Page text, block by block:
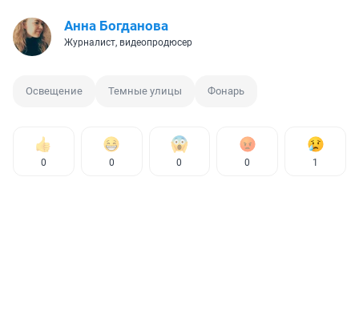
Анна Богданова
Журналист, видеопродюсер
Освещение Темные улицы Фонарь
0 0 0 0 1